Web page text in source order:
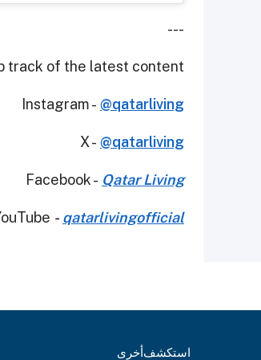
---
track of the latest content.
Instagram - @qatarliving
X - @qatarliving
Facebook - Qatar Living
- qatarlivingofficial
استكشفأخرى